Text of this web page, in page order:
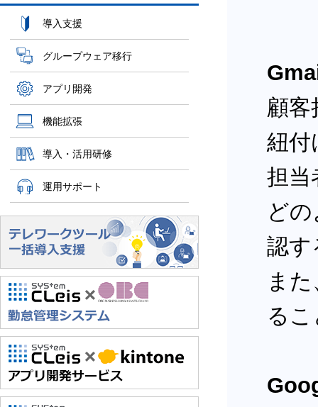
導入支援
グループウェア移行
アプリ開発
機能拡張
導入・活用研修
運用サポート
顧客
紐付
担当
ど
認す
ま
る